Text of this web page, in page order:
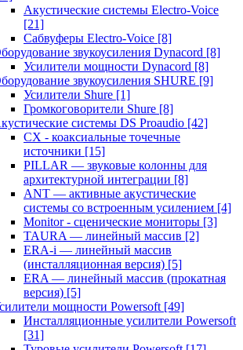
Акустические системы Electro-Voice
[21]
Сабвуферы Electro-Voice [8]
звукоусиления Dynacord [8]
Усилители мощности Dynacord [8]
звукоусиления SHURE [9]
Усилители Shure [1]
Громкоговорители Shure [8]
системы DS Proaudio [42]
CX - коаксиальные точечные
источники [15]
PILLAR — звуковые колонны для
архитектурной интеграции [8]
ANT — активные акустические
системы со встроенным усилением [4]
Monitor - сценические мониторы [3]
TAURA — линейный массив [2]
ERA-i — линейный массив
(инсталляционная версия) [5]
ERA — линейный массив (прокатная
версия) [5]
мощности Powersoft [49]
Инсталляционные усилители Powersoft
[31]